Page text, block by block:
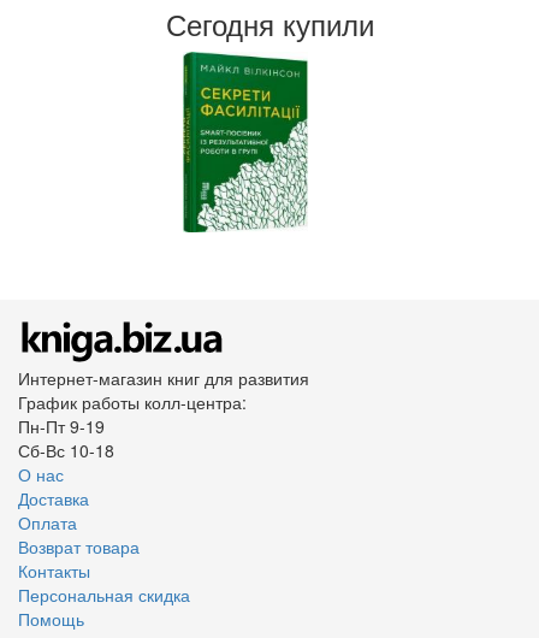
Сегодня купили
Интернет-магазин книг для развития
График работы колл-центра:
Пн-Пт 9-19
Сб-Вс 10-18
О нас
Доставка
Оплата
Возврат товара
Контакты
Персональная скидка
Помощь